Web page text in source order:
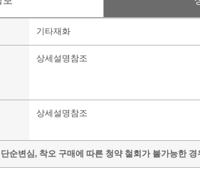
기타재화
상세설명참조
상세설명참조
순변심, 착오 구매에 따른 청약 철회가 불가능한